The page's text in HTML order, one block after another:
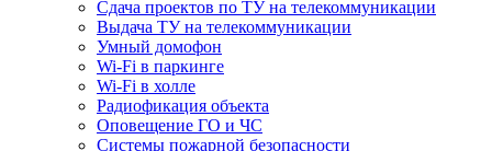
Сдача проектов по ТУ на телекоммуникации
Выдача ТУ на телекоммуникации
Умный домофон
Wi-Fi в паркинге
Wi-Fi в холле
Радиофикация объекта
Оповещение ГО и ЧС
Системы пожарной безопасности